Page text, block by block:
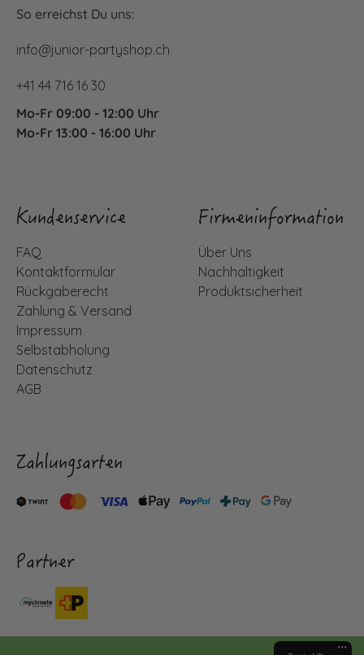
So erreichst Du uns:
info@junior-partyshop.ch
+41 44 716 16 30
Mo-Fr 09:00 - 12:00 Uhr
Mo-Fr 13:00 - 16:00 Uhr
Kundenservice
FAQ
Kontaktformular
Rückgaberecht
Zahlung & Versand
Impressum
Selbstabholung
Datenschutz
AGB
Firmeninformation
Über Uns
Nachhaltigkeit
Produktsicherheit
Zahlungsarten
Partner